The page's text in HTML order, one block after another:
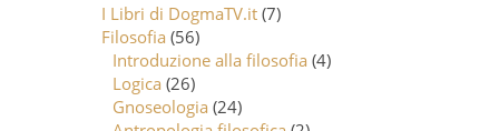
I Libri di DogmaTV.it (7)
Filosofia (56)
Introduzione alla filosofia (4)
Logica (26)
Gnoseologia (24)